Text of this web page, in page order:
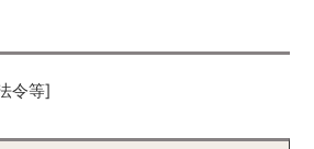
令等]